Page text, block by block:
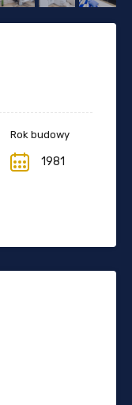
Rok budowy
1981